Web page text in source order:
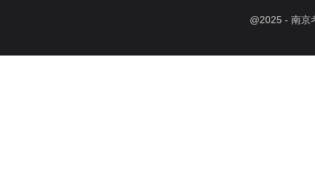
@2025 - 南京